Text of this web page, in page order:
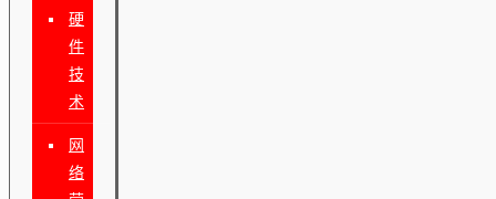
硬
件
技
术
网
络